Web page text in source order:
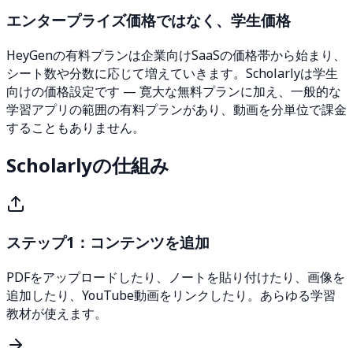
エンタープライズ価格ではなく、学生価格
HeyGenの有料プランは企業向けSaaSの価格帯から始まり、
シート数や分数に応じて増えていきます。Scholarlyは学生
向けの価格設定です — 寛大な無料プランに加え、一般的な
学習アプリの範囲の有料プランがあり、動画を分単位で課金
することもありません。
Scholarlyの仕組み
ステップ1：コンテンツを追加
PDFをアップロードしたり、ノートを貼り付けたり、画像を
追加したり、YouTube動画をリンクしたり。あらゆる学習
教材が使えます。